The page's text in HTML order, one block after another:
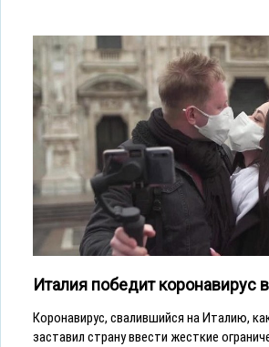
Италия победит коронавирус
Коронавирус, свалившийся на Италию,
заставил страну ввести жесткие